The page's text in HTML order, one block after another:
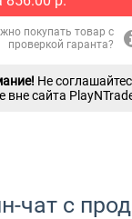
покупать товар с
проверкой гаранта?
Не
вне сайта
чат с